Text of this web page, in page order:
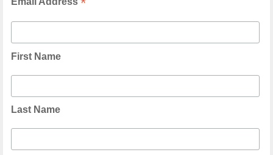
First Name
Last Name